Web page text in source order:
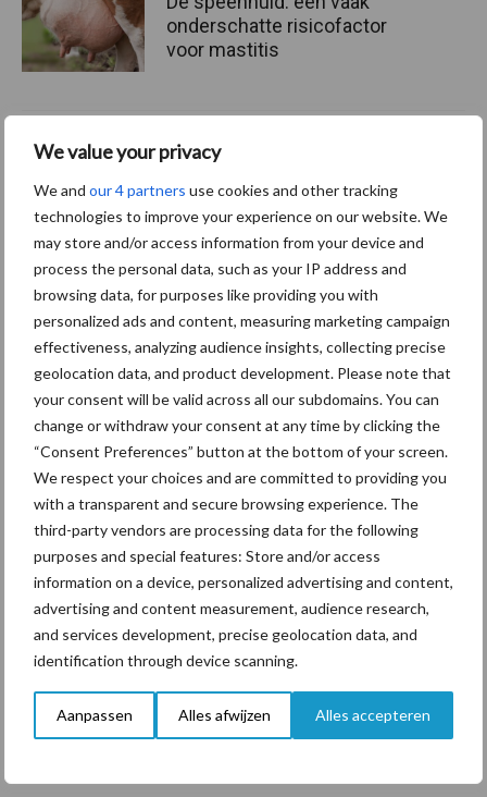
We value your privacy
We and our 4 partners use cookies and other tracking
technologies to improve your experience on our website. We
may store and/or access information from your device and
process the personal data, such as your IP address and
browsing data, for purposes like providing you with
personalized ads and content, measuring marketing campaign
effectiveness, analyzing audience insights, collecting precise
geolocation data, and product development. Please note that
your consent will be valid across all our subdomains. You can
change or withdraw your consent at any time by clicking the
“Consent Preferences” button at the bottom of your screen.
We respect your choices and are committed to providing you
with a transparent and secure browsing experience. The
third-party vendors are processing data for the following
purposes and special features: Store and/or access
information on a device, personalized advertising and content,
advertising and content measurement, audience research,
and services development, precise geolocation data, and
identification through device scanning.
Aanpassen Alles afwijzen Alles accepteren
Primaire
Sidebar
onderschatte risicofactor
voor mastitis
ForFarmers ziet volume en
marktaandeel groeien in
krimpende Nederlandse
markt
Themapagina's
Diergezondheid Bemesting Fokkerij
Bedrijfsnieuws
Ligbox &
Voerhekken
Toon meer